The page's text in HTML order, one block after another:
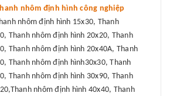
nhôm định hình công nghiệp
nhôm định hình 15x30, Thanh
Thanh nhôm định hình 20x20, Thanh
Thanh nhôm định hình 20x40A, Thanh
Thanh nhôm định hình30x30, Thanh
Thanh nhôm định hình 30x90, Thanh
nhôm định hình 40x40, Thanh